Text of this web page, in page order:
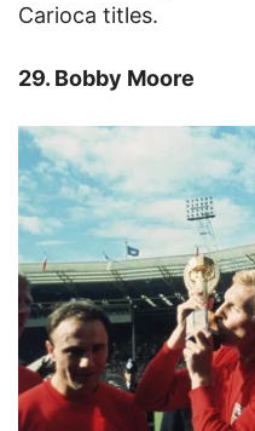
Carioca titles.
29. Bobby Moore